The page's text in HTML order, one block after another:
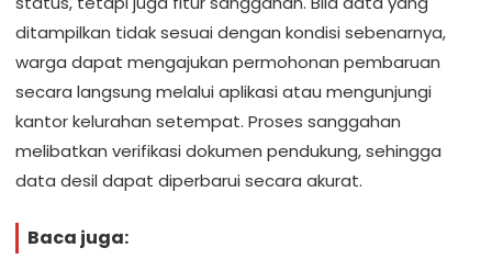
ditampilkan tidak sesuai dengan kondisi sebenarnya,
warga dapat mengajukan permohonan pembaruan
secara langsung melalui aplikasi atau mengunjungi
kantor kelurahan setempat. Proses sanggahan
melibatkan verifikasi dokumen pendukung, sehingga
data desil dapat diperbarui secara akurat.
Baca juga: